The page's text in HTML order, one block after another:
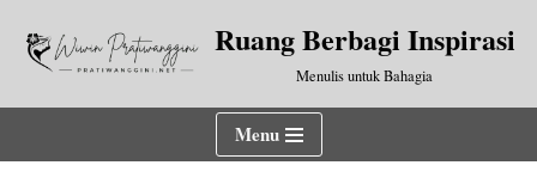
Lompat
Ruang Berbagi Inspirasi
Menulis untuk Bahagia
Menu